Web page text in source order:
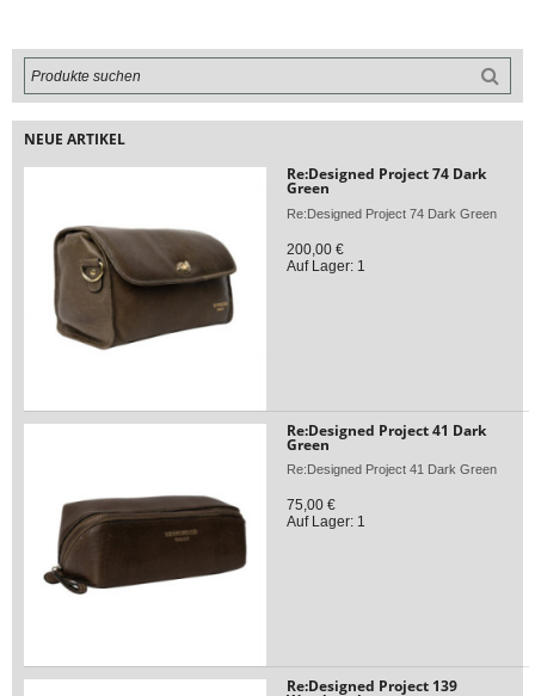
NEUE ARTIKEL
Re:Designed Project 74 Dark
Green
Re:Designed Project 74 Dark Green
200,00 €
Auf Lager: 1
Re:Designed Project 41 Dark
Green
Re:Designed Project 41 Dark Green
75,00 €
Auf Lager: 1
Re:Designed Project 139